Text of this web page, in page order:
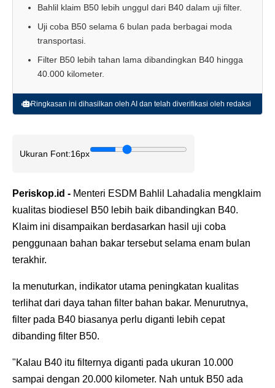
Bahlil klaim B50 lebih unggul dari B40 dalam uji filter.
Uji coba B50 selama 6 bulan pada berbagai moda
transportasi.
Filter B50 lebih tahan lama dibandingkan B40 hingga
40.000 kilometer.
Ringkasan ini dihasilkan oleh AI dan telah diverifikasi oleh redaksi
Ukuran Font:16px
Periskop.id - Menteri ESDM Bahlil Lahadalia mengklaim
kualitas biodiesel B50 lebih baik dibandingkan B40.
Klaim ini disampaikan berdasarkan hasil uji coba
penggunaan bahan bakar tersebut selama enam bulan
terakhir.
Ia menuturkan, indikator utama peningkatan kualitas
terlihat dari daya tahan filter bahan bakar. Menurutnya,
filter pada B40 biasanya perlu diganti lebih cepat
dibanding filter B50.
"Kalau B40 itu filternya diganti pada ukuran 10.000
sampai dengan 20.000 kilometer. Nah untuk B50 ada